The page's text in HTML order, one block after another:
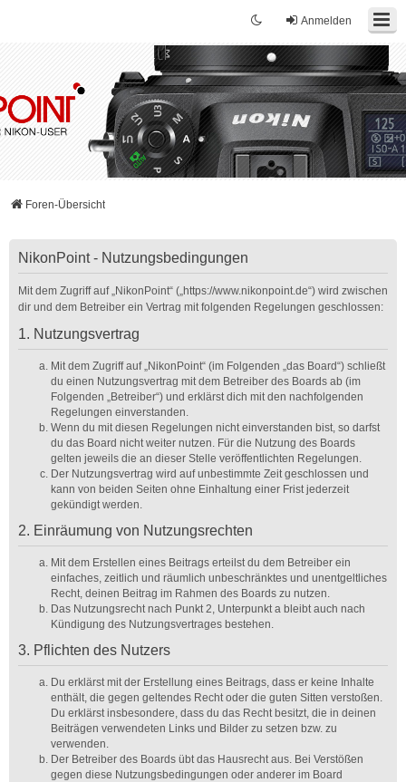
Anmelden
Foren-Übersicht
NikonPoint - Nutzungsbedingungen
Mit dem Zugriff auf „NikonPoint“ („https://www.nikonpoint.de“) wird zwischen
dir und dem Betreiber ein Vertrag mit folgenden Regelungen geschlossen:
1. Nutzungsvertrag
Mit dem Zugriff auf „NikonPoint“ (im Folgenden „das Board“) schließt
du einen Nutzungsvertrag mit dem Betreiber des Boards ab (im
Folgenden „Betreiber“) und erklärst dich mit den nachfolgenden
Regelungen einverstanden.
Wenn du mit diesen Regelungen nicht einverstanden bist, so darfst
du das Board nicht weiter nutzen. Für die Nutzung des Boards
gelten jeweils die an dieser Stelle veröffentlichten Regelungen.
Der Nutzungsvertrag wird auf unbestimmte Zeit geschlossen und
kann von beiden Seiten ohne Einhaltung einer Frist jederzeit
gekündigt werden.
2. Einräumung von Nutzungsrechten
Mit dem Erstellen eines Beitrags erteilst du dem Betreiber ein
einfaches, zeitlich und räumlich unbeschränktes und unentgeltliches
Recht, deinen Beitrag im Rahmen des Boards zu nutzen.
Das Nutzungsrecht nach Punkt 2, Unterpunkt a bleibt auch nach
Kündigung des Nutzungsvertrages bestehen.
3. Pflichten des Nutzers
Du erklärst mit der Erstellung eines Beitrags, dass er keine Inhalte
enthält, die gegen geltendes Recht oder die guten Sitten verstoßen.
Du erklärst insbesondere, dass du das Recht besitzt, die in deinen
Beiträgen verwendeten Links und Bilder zu setzen bzw. zu
verwenden.
Der Betreiber des Boards übt das Hausrecht aus. Bei Verstößen
gegen diese Nutzungsbedingungen oder anderer im Board